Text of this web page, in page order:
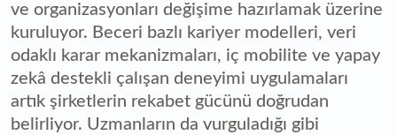
ve organizasyonları değişime hazırlamak üzerine
kuruluyor. Beceri bazlı kariyer modelleri, veri
odaklı karar mekanizmaları, iç mobilite ve yapay
zekâ destekli çalışan deneyimi uygulamaları
artık şirketlerin rekabet gücünü doğrudan
belirliyor. Uzmanların da vurguladığı gibi